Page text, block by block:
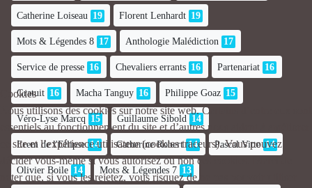
Catherine Loiseau 19 Florent Lenhardt 19
Mots & Légendes 8 17 Anthologie Malédiction 17
Service de presse 16 Chevaliers errants 16 Partenariat 16
Gratuit 16 Macha Tanguy 16 Philippe Goaz 15
Véro-Lyse Marcq 15 Guillaume Sibold 14
Erem de l'Ellipse 14 Catherine Robert 14 Pascal Vitte 14
Olivier Boile 14 Mots & Légendes 7 13
Cookies
Nous utilisons des cookies sur notre site web. Certains d’entre eux sont
essentiels au fonctionnement du site et d’autres nous aident à améliorer
ce site et l’expérience utilisateur (cookies traceurs). Vous pouvez
décider vous-même si vous autorisez ou non ces cookies. Merci de
noter que, si vous les rejetez, vous risquez de ne pas pouvoir utiliser